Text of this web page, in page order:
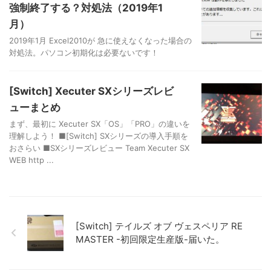
強制終了する？対処法（2019年1
月）
2019年1月 Excel2010が 急に使えなくなった場合の
対処法。パソコン初期化は必要ないです！
[Switch] Xecuter SXシリーズレビ
ューまとめ
まず、最初に Xecuter SX「OS」「PRO」の違いを
理解しよう！ ■[Switch] SXシリーズの導入手順を
おさらい ■SXシリーズレビュー Team Xecuter SX
WEB http ...
[Switch] テイルズ オブ ヴェスペリア RE
MASTER -初回限定生産版-届いた。